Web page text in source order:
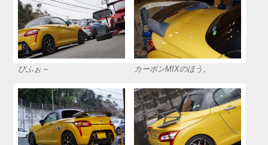
びふぉ～ カーボンMIXのほう。